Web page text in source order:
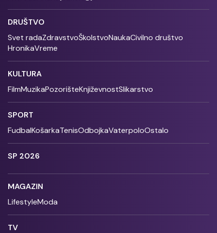
DRUŠTVO
Svet radaZdravstvoŠkolstvoNaukaCivilno društvo
HronikaVreme
KULTURA
FilmMuzikaPozorišteKnjiževnostSlikarstvo
SPORT
FudbalKošarkaTenisOdbojkaVaterpoloOstalo
SP 2026
MAGAZIN
LifestyleModa
TV